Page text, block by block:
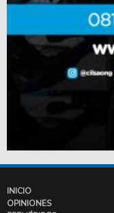
INICIO
OPINIONES